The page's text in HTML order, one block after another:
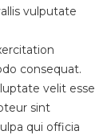
vulputate
consequat.
velit esse
sint
qui officia